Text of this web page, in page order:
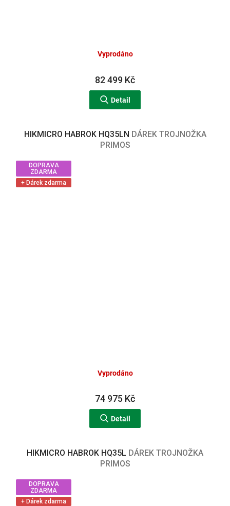
Vyprodáno
82 499 Kč
Detail
DOPRAVA
ZDARMA
+ Dárek zdarma
HIKMICRO HABROK HQ35LN DÁREK TROJNOŽKA
PRIMOS
Vyprodáno
74 975 Kč
Detail
DOPRAVA
ZDARMA
+ Dárek zdarma
HIKMICRO HABROK HQ35L DÁREK TROJNOŽKA
PRIMOS